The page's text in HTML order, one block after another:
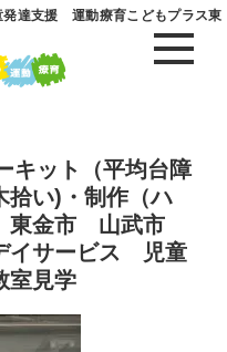
発達支援 運動療育こどもプラス東
キット（平均台障
拾い)・制作（ハ
東金市 山武市
イサービス 児童
見学